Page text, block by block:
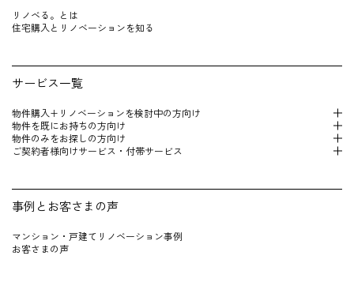
リノベる。とは
住宅購入とリノベーションを知る
サービス一覧
物件購入+リノベーションを検 討中の方向け
物件を既にお持 ちの方向け
物件のみをお探しの方向け
ご契約者様向けサービス・付帯サービス
事例とお客さまの声
マンション・戸建てリノベーション事例
お客さまの声